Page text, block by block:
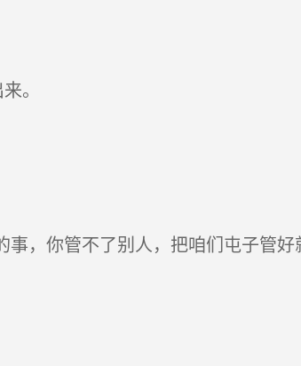
。
，你管不了别人，把咱们屯子管好